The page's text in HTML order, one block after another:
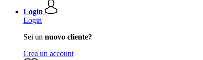
Login
Login
Sei un nuovo cliente?
Crea un account